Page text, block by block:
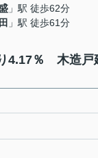
」駅 徒歩62分
」駅 徒歩61分
4.17％ 木造戸